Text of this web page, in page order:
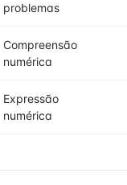
problemas
Compreensão
numérica
Expressão
numérica